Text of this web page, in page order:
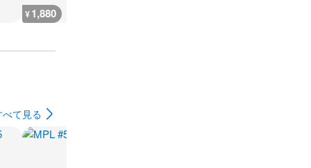
¥1,880
べて見る